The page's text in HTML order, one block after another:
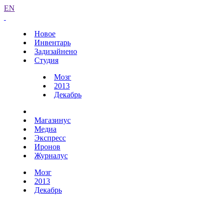
EN
Новое
Инвентарь
Задизайнено
Студия
Мозг
2013
Декабрь
Магазинус
Медиа
Экспресс
Иронов
Журналус
Мозг
2013
Декабрь